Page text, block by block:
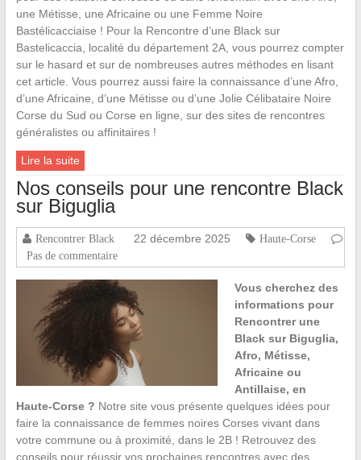
une Métisse, une Africaine ou une Femme Noire
Bastélicacciaise ! Pour la Rencontre d’une Black sur
Bastelicaccia, localité du département 2A, vous pourrez compter
sur le hasard et sur de nombreuses autres méthodes en lisant
cet article. Vous pourrez aussi faire la connaissance d’une Afro,
d’une Africaine, d’une Métisse ou d’une Jolie Célibataire Noire
Corse du Sud ou Corse en ligne, sur des sites de rencontres
généralistes ou affinitaires !
Lire la suite
Nos conseils pour une rencontre Black
sur Biguglia
Rencontrer Black 22 décembre 2025
Haute-Corse
Pas de commentaire
Vous cherchez des
informations pour
Rencontrer une
Black sur Biguglia,
Afro, Métisse,
Africaine ou
Antillaise, en
Haute-Corse ? Notre site vous présente quelques idées pour
faire la connaissance de femmes noires Corses vivant dans
votre commune ou à proximité, dans le 2B ! Retrouvez des
conseils pour réussir vos prochaines rencontres avec des